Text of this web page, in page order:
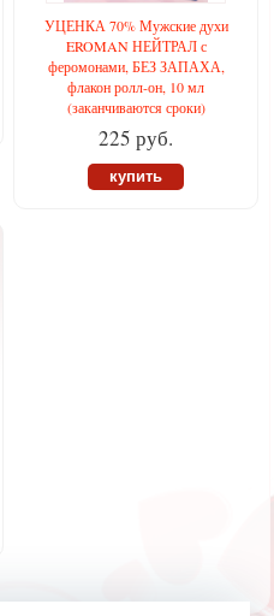
УЦЕНКА 70% Мужские духи
EROMAN НЕЙТРАЛ с
феромонами, БЕЗ ЗАПАХА,
флакон ролл-он, 10 мл
(заканчиваются сроки)
225 руб.
купить